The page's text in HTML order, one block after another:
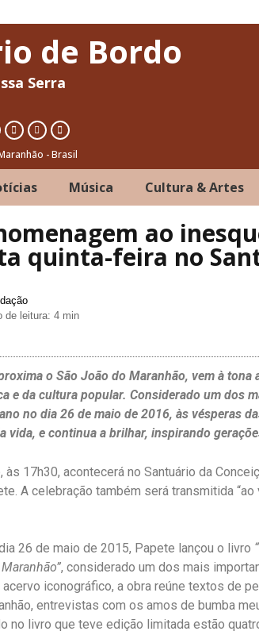
de Bordo
Serra
- Brasil
Música Cultura & Artes
ao
quinta-feira no
de leitura: 4 min
o São João do Maranhão, vem à
e da cultura popular. Considerado um dos
no dia 26 de maio de 2016, às vésperas
vida, e continua a brilhar, inspirando
às 17h30, acontecerá no Santuário da
A celebração também será transmitida “ao
26 de maio de 2015, Papete lançou o livro
, considerado um dos mais
iconográfico, a obra reúne textos de
entrevistas com os amos de bumba
no livro que teve edição limitada estão